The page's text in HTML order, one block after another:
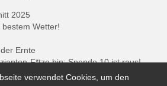
verwendet Cookies, um den
2025
Wetter!
Ernte
F*tze bin: Spende 10 ist raus!
Spende 8 + 9 sind raus!